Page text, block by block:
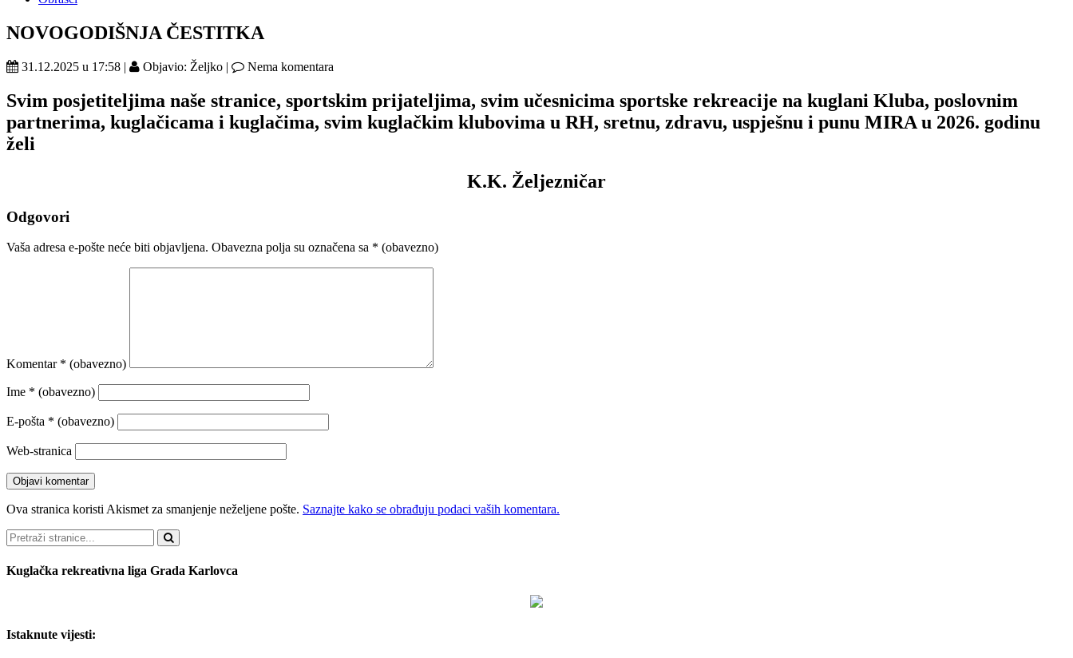
NOVOGODIŠNJA ČESTITKA
31.12.2025 u 17:58 | Objavio: Željko | Nema komentara
Svim posjetiteljima naše stranice, sportskim prijateljima, svim učesnicima sportske rekreacije na kuglani Kluba, poslovnim
partnerima, kuglačicama i kuglačima, svim kuglačkim klubovima u RH, sretnu, zdravu, uspješnu i punu MIRA u 2026. godinu
želi
K.K. Željezničar
Odgovori
Vaša adresa e-pošte neće biti objavljena. Obavezna polja su označena sa * (obavezno)
Komentar * (obavezno)
Ime * (obavezno)
E-pošta * (obavezno)
Web-stranica
Ova stranica koristi Akismet za smanjenje neželjene pošte. Saznajte kako se obrađuju podaci vaših komentara.
Pretraži
Kuglačka rekreativna liga Grada Karlovca
Istaknute vijesti: